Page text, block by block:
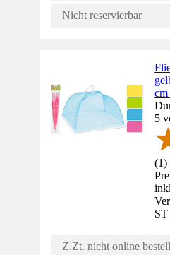
Nicht reservierbar
cm
5
(1)
ST
Z.Zt. nicht online